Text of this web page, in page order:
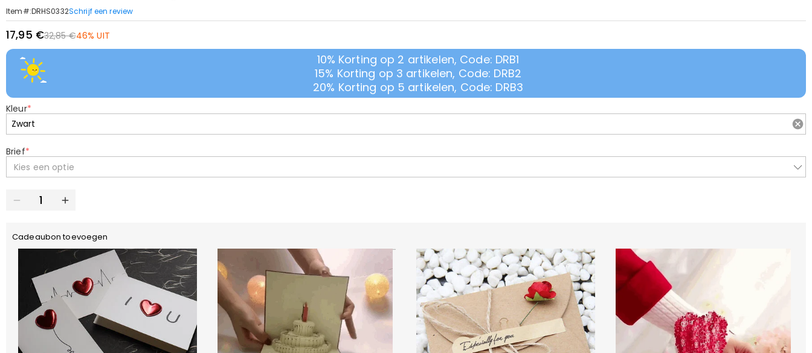
Item#:DRHS0332Schrijf een review
17,95 €32,85 €46% UIT
10% Korting op 2 artikelen, Code: DRB1
15% Korting op 3 artikelen, Code: DRB2
20% Korting op 5 artikelen, Code: DRB3
Kleur*
Brief*
Kies een optie
Cadeaubon toevoegen